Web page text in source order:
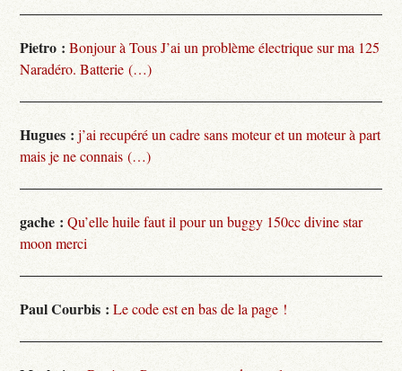
Pietro : Bonjour à Tous J’ai un problème électrique sur ma 125
Naradéro. Batterie (…)
Hugues : j’ai recupéré un cadre sans moteur et un moteur à part
mais je ne connais (…)
gache : Qu’elle huile faut il pour un buggy 150cc divine star
moon merci
Paul Courbis : Le code est en bas de la page !